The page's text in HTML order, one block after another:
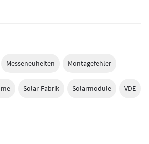
Messeneuheiten Montagefehler
Solar-Fabrik Solarmodule VDE